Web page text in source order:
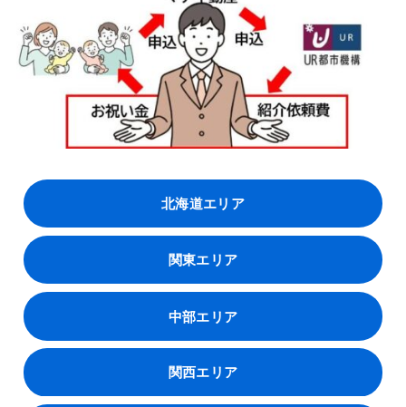
北海道エリア
関東エリア
中部エリア
関西エリア